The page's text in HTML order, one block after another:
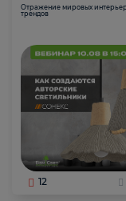
Отражение мировых
трендов
12